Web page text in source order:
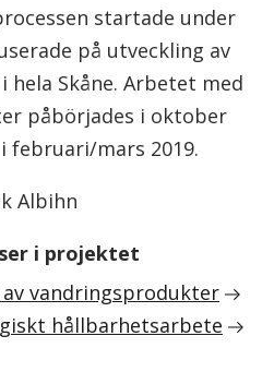
startade under
på utveckling av
Skåne. Arbetet med
påbörjades i oktober
februari/mars 2019.
Albihn
i projektet
vandringsprodukter
hållbarhetsarbete